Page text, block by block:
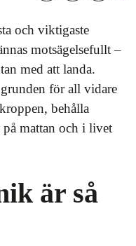
och viktigaste
motsägelsefullt –
med att landa.
för all vidare
behålla
mattan och i livet
är så